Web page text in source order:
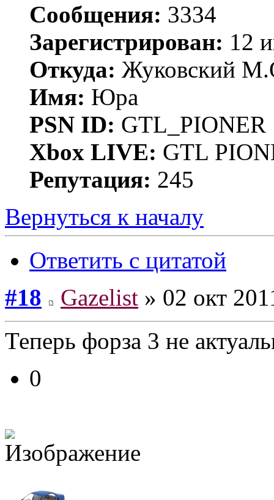
Сообщения: 3334
Зарегистрирован: 12
Откуда: Жуковский
Имя: Юра
PSN ID: GTL_PIONER
Xbox LIVE: GTL
Репутация: 245
Вернуться к началу
Ответить с цитатой
#18
Gazelist » 02 окт
Теперь форза 3 не
0